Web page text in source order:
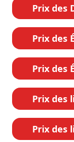
Prix des
Prix des
Prix des
Prix des
Prix des